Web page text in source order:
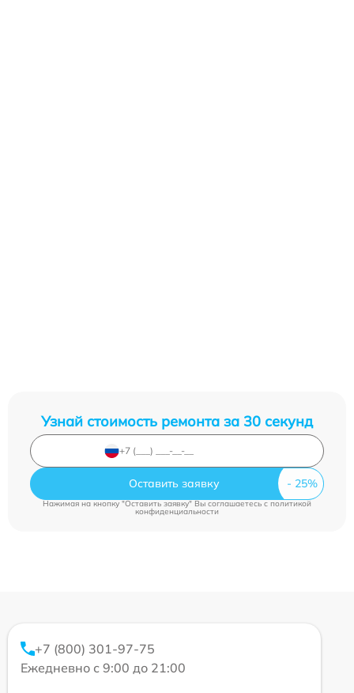
Узнай стоимость ремонта за 30 секунд
Оставить заявку
Нажимая на кнопку "Оставить заявку" Вы соглашаетесь cполитикой
конфиденциальности
+7 (800) 301-97-75
Ежедневно с 9:00 до 21:00